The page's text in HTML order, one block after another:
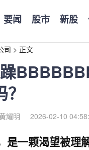
要闻 股市 新股
司 > 正文
耀明 2026-02-10
是一颗渴望被理